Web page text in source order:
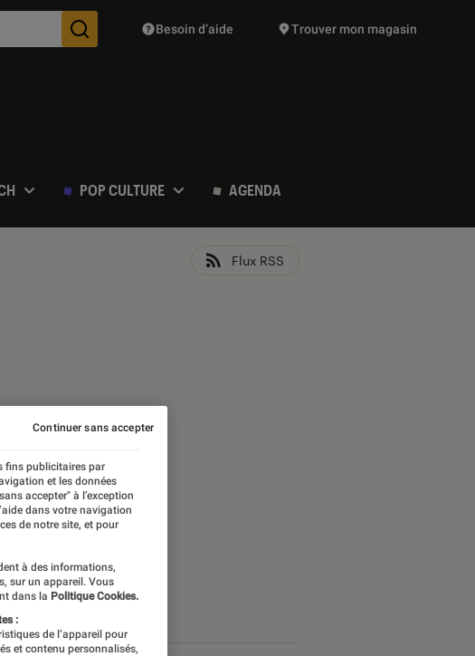
Des suggestions de produits vont vous être proposées
Besoin d’aide Trouver mon magasin
POP CULTURE AGENDA
Flux RSS
fins publicitaires par
et les données
accepter" à l’exception
dans votre navigation
de notre site, et pour
à des informations,
sur un appareil. Vous
dans la Politique Cookies.
:
de l’appareil pour
et contenu personnalisés,
Continuer sans accepter